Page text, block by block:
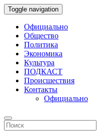
Toggle navigation
Официально
Общество
Политика
Экономика
Культура
ПОДКАСТ
Происшествия
Контакты
Официально